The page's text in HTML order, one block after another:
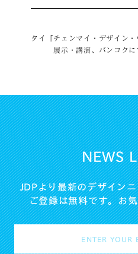
タイ「チェンマイ・デザイン・
展示・講演、バンコクに
NEWS
JDPより最新のデザイン
ご登録は無料です。お